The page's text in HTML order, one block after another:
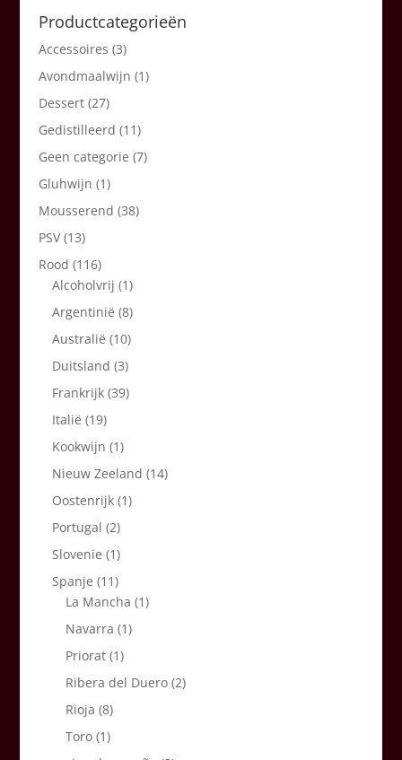
Productcategorieën
Accessoires (3)
Avondmaalwijn (1)
Dessert (27)
Gedistilleerd (11)
Geen categorie (7)
Gluhwijn (1)
Mousserend (38)
PSV (13)
Rood (116)
Alcoholvrij (1)
Argentinië (8)
Australië (10)
Duitsland (3)
Frankrijk (39)
Italië (19)
Kookwijn (1)
Nieuw Zeeland (14)
Oostenrijk (1)
Portugal (2)
Slovenie (1)
Spanje (11)
La Mancha (1)
Navarra (1)
Priorat (1)
Ribera del Duero (2)
Rioja (8)
Toro (1)